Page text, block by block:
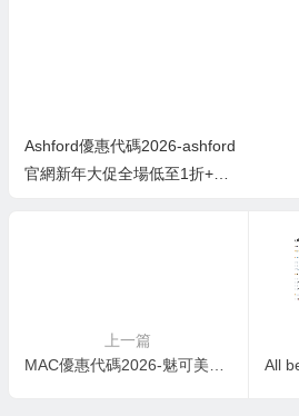
Ashford優惠代碼2026-ashford
官網新年大促全場低至1折+低
上一篇
MAC優惠代碼2026-魅可美國官網折扣區精選彩妝低至5折+會員額外8.5折